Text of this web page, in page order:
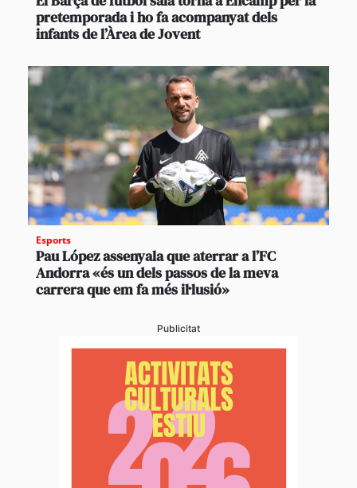
pretemporada i ho fa acompanyat dels
infants de l’Àrea de Jovent
Esports
Pau López assenyala que aterrar a l’FC
Andorra «és un dels passos de la meva
carrera que em fa més il·lusió»
Publicitat